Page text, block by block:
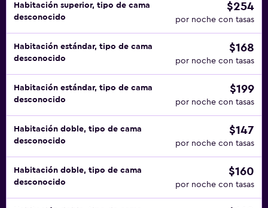
Habitación superior, tipo de cama
desconocido
$254
por noche con tasas
Habitación estándar, tipo de cama
desconocido
$168
por noche con tasas
Habitación estándar, tipo de cama
desconocido
$199
por noche con tasas
Habitación doble, tipo de cama
desconocido
$147
por noche con tasas
Habitación doble, tipo de cama
desconocido
$160
por noche con tasas